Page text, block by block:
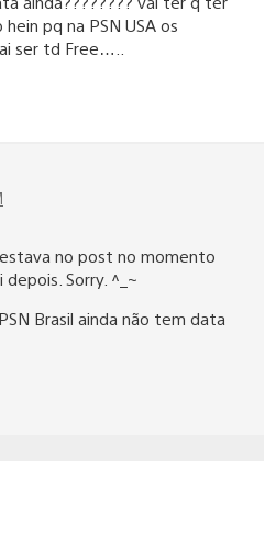
pq na PSN USA os
ser td Free…..
estava no post no momento
depois. Sorry. ^_~
Brasil ainda não tem data